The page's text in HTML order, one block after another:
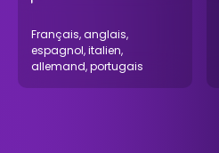
Français, anglais,
espagnol, italien,
allemand, portugais